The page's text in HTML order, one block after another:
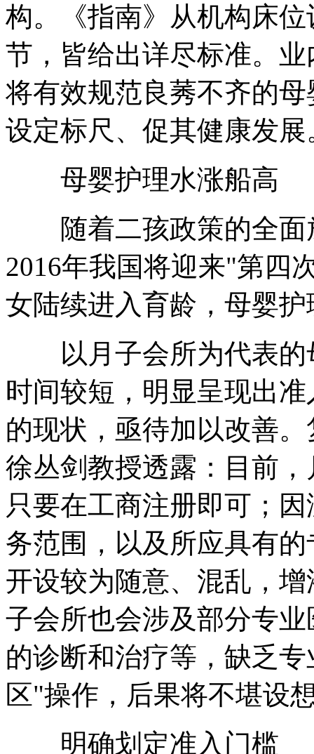
构。《指南》从机构床
节，皆给出详尽标准。
将有效规范良莠不齐的
设定标尺、促其健康发展
母婴护理水涨船高
随着二孩政策的全面
2016年我国将迎来"第四
女陆续进入育龄，母婴
以月子会所为代表的
时间较短，明显呈现出
的现状，亟待加以改善
徐丛剑教授透露：目前
只要在工商注册即可；
务范围，以及所应具有
开设较为随意、混乱，
子会所也会涉及部分专
的诊断和治疗等，缺乏
区"操作，后果将不堪设
明确划定准入门槛